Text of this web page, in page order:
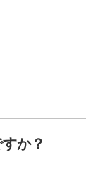
か？